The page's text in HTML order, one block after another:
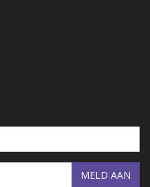
MELD AAN